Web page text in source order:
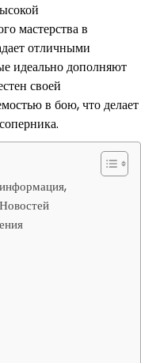
мастерства в
отличными
идеально дополняют
своей
в бою, что делает